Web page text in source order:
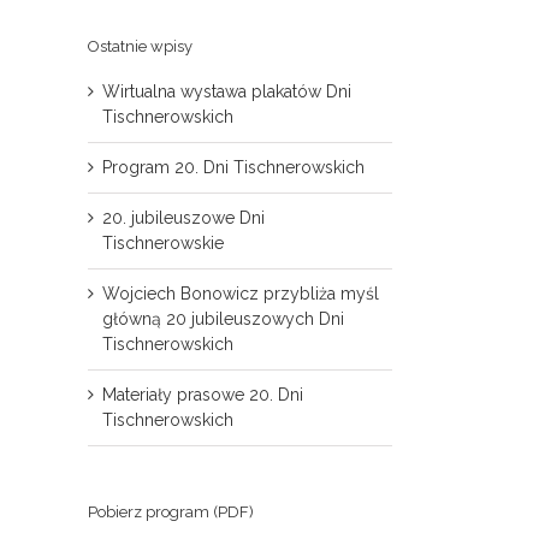
Ostatnie wpisy
Wirtualna wystawa plakatów Dni
Tischnerowskich
Program 20. Dni Tischnerowskich
20. jubileuszowe Dni
Tischnerowskie
Wojciech Bonowicz przybliża myśl
główną 20 jubileuszowych Dni
Tischnerowskich
Materiały prasowe 20. Dni
Tischnerowskich
Pobierz program (PDF)